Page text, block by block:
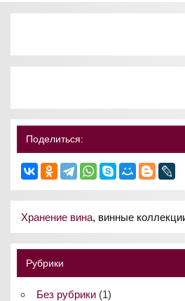
Поделиться:
Хранение вина, винные
Рубрики
Без рубрики(1)